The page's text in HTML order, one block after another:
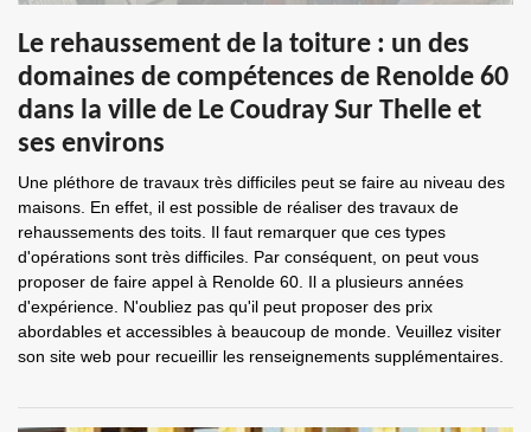
Le rehaussement de la toiture : un des
domaines de compétences de Renolde 60
dans la ville de Le Coudray Sur Thelle et
ses environs
Une pléthore de travaux très difficiles peut se faire au niveau des
maisons. En effet, il est possible de réaliser des travaux de
rehaussements des toits. Il faut remarquer que ces types
d'opérations sont très difficiles. Par conséquent, on peut vous
proposer de faire appel à Renolde 60. Il a plusieurs années
d'expérience. N'oubliez pas qu'il peut proposer des prix
abordables et accessibles à beaucoup de monde. Veuillez visiter
son site web pour recueillir les renseignements supplémentaires.